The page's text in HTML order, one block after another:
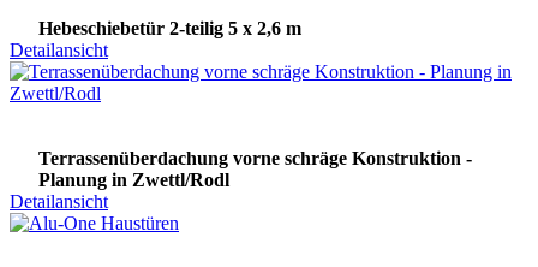
Hebeschiebetür 2-teilig 5 x 2,6 m
Detailansicht
Terrassenüberdachung vorne schräge Konstruktion -
Planung in Zwettl/Rodl
Detailansicht